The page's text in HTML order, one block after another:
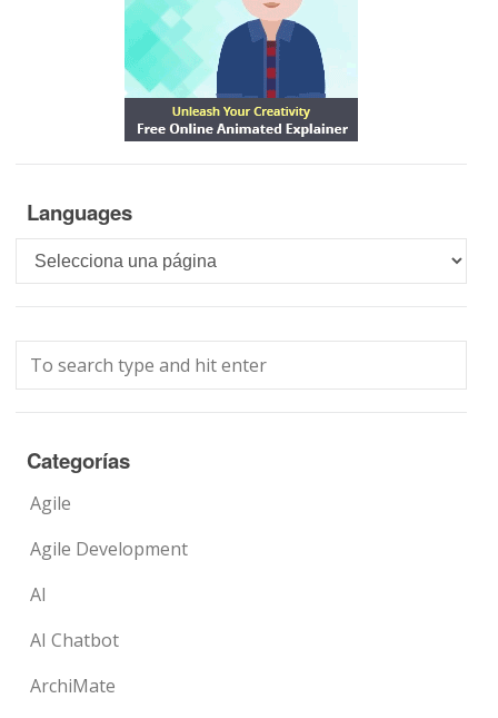
Languages
Languages
Categorías
Agile
Agile Development
AI
AI Chatbot
ArchiMate